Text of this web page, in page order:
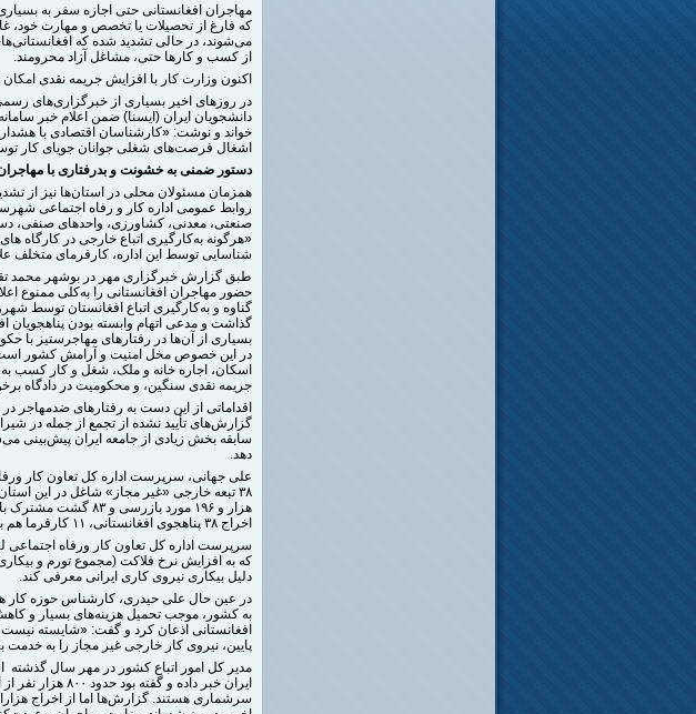
مهاجران افغانستانی حتی اجازه سفر به
که فارغ از تحصیلات یا تخصص و مهارت خود،
می‌شوند، در حالی تشدید شده که
از کسب و کارها حتی، مشاغل آزاد محرومند.
اکنون وزارت کار با افزایش جریمه نقدی
در روزهای اخیر بسیاری از خبرگزاری‌های
دانشجویان ایران (ایسنا) ضمن اعلام خبر
خواند و نوشت: «کارشناسان اقتصادی با هشدار
اشغال فرصت‌های شغلی جوانان جویای کار
دستور ضمنی به خشونت و بدرفتاری با مهاجران
همزمان مسئولان محلی در استان‌ها نیز از
روابط عمومی اداره کار و رفاه اجتماعی
صنعتی، معدنی، کشاورزی، واحدهای صنفی،
«هرگونه به‌کارگیری اتباع خارجی در کارگاه
شناسایی توسط این اداره، کارفرمای متخلف
طبق گزارش خبرگزاری مهر در بوشهر محمد
حضور مهاجران افغانستانی را به‌کلی ممنوع
گناوه و به‌کارگیری اتباع افغانستان توسط
گذاشت و مدعی اتهام وابسته بودن پناهجویان
بسیاری از آن‌ها در رفتارهای مهاجرستیز با
در این خصوص مخل امنیت و آرامش کشور است
اسکان، اجاره خانه و ملک، شغل و کار کسب به
جریمه نقدی سنگین، و محکومیت در دادگاه
اقداماتی از این دست به رفتارهای ضدمهاجر در
گزارش‌های تأیید نشده از تجمع از جمله در
سابقه بخش زیادی از جامعه ایران پیش‌بینی
دهد.
۳۸ تبعه خارجی «غیر مجاز» شاغل در این
هزار و ۱۹۶ مورد
اخراج ۳۸ پناهجوی افغانستانی، ۱۱ کارفرما هم به مراجع قضایی معرفی شده‌اند.
سرپرست اداره کل تعاون کار ورفاه
که به افزایش نرخ فلاکت (مجموع تورم و
دلیل بیکاری نیروی کاری ایرانی معرفی کند.
در عین حال علی حیدری، کارشناس حوزه کار
به کشور، موجب تحمیل هزینه‌های بسیار و
افغانستانی اذعان کرد و گفت: «شایسته نیست
پایین، نیروی کار خارجی غیر مجاز را به خدمت
سرشماری هستند. گزارش‌ها اما از اخراج